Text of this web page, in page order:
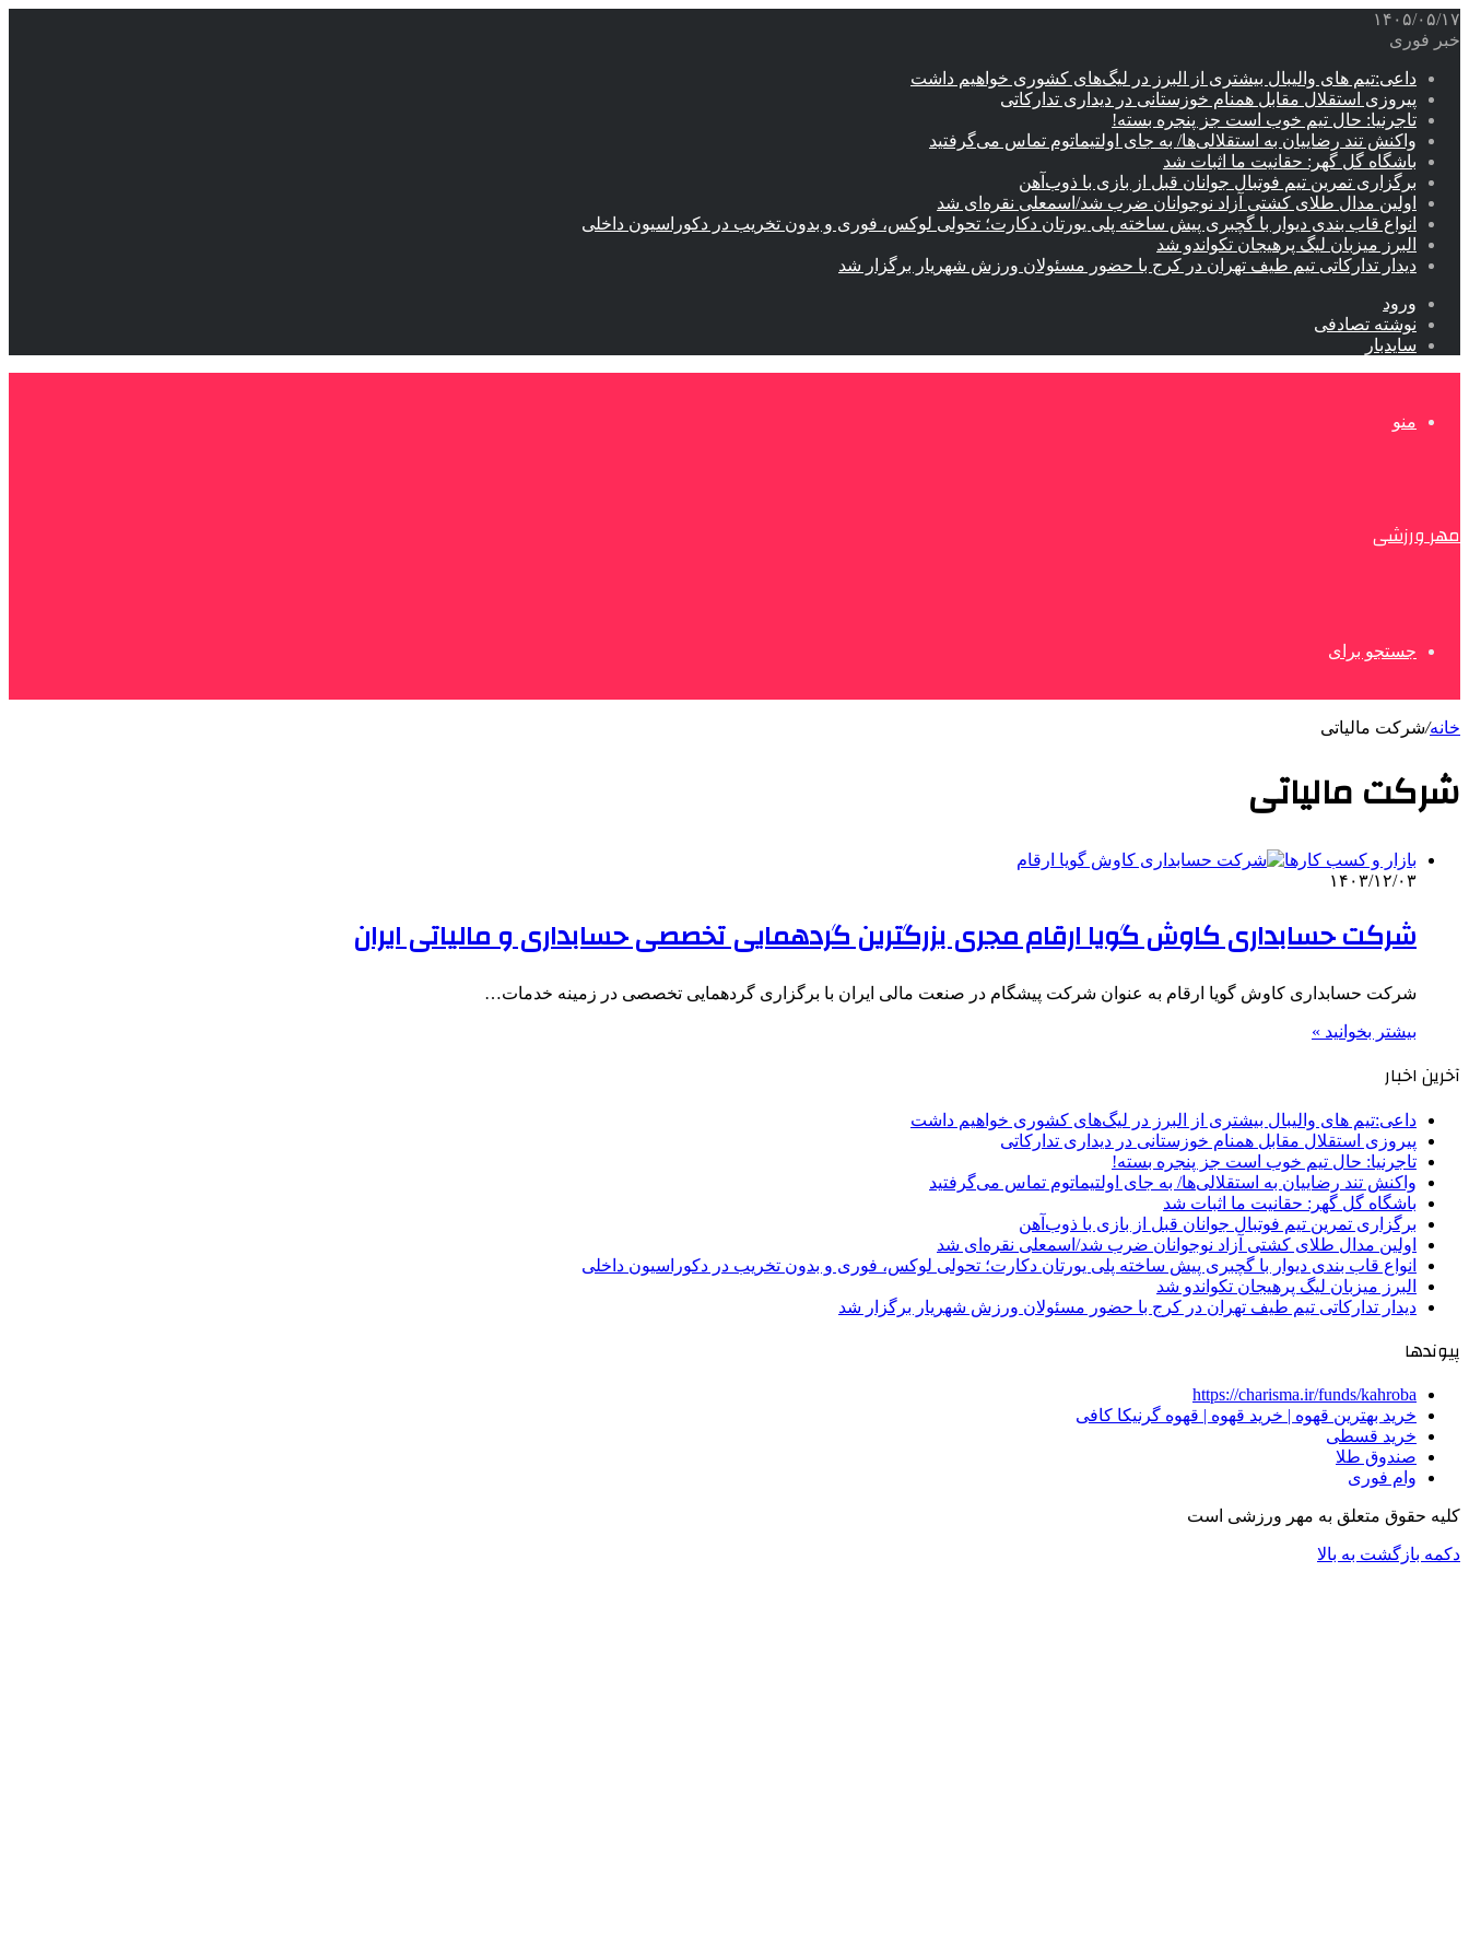
۱۴۰۵/۰۵/۱۷
خبر فوری
داعی:تیم های والیبال بیشتری از البرز در لیگ‌های کشوری خواهیم داشت
پیروزی استقلال مقابل همنام خوزستانی در دیداری تدارکاتی
تاجرنیا: حال تیم خوب است جز پنجره بسته!
واکنش تند رضاییان به استقلالی‌ها/ به جای اولتیماتوم تماس می‌گرفتید
باشگاه گل گهر: حقانیت ما اثبات شد
برگزاری تمرین تیم فوتبال جوانان قبل از بازی با ذوب‌آهن
اولین مدال طلای کشتی آزاد نوجوانان ضرب شد/اسمعلی نقره‌ای شد
انواع قاب بندی دیوار با گچبری پیش ساخته پلی یورتان دکارت؛ تحولی لوکس، فوری و بدون تخریب در دکوراسیون داخلی
البرز میزبان لیگ پرهیجان تکواندو شد
دیدار تدارکاتی تیم طیف تهران در کرج با حضور مسئولان ورزش شهریار برگزار شد
ورود
نوشته تصادفی
سایدبار
منو
مهر ورزشی
جستجو برای
خانه/شرکت مالیاتی
شرکت مالیاتی
بازار و کسب کارها
۱۴۰۳/۱۲/۰۳
شرکت حسابداری کاوش گویا ارقام مجری بزرگترین گردهمایی تخصصی حسابداری و مالیاتی ایران
شرکت حسابداری کاوش گویا ارقام به عنوان شرکت پیشگام در صنعت مالی ایران با برگزاری گردهمایی تخصصی در زمینه خدمات…
بیشتر بخوانید »
آخرین اخبار
داعی:تیم های والیبال بیشتری از البرز در لیگ‌های کشوری خواهیم داشت
پیروزی استقلال مقابل همنام خوزستانی در دیداری تدارکاتی
تاجرنیا: حال تیم خوب است جز پنجره بسته!
واکنش تند رضاییان به استقلالی‌ها/ به جای اولتیماتوم تماس می‌گرفتید
باشگاه گل گهر: حقانیت ما اثبات شد
برگزاری تمرین تیم فوتبال جوانان قبل از بازی با ذوب‌آهن
اولین مدال طلای کشتی آزاد نوجوانان ضرب شد/اسمعلی نقره‌ای شد
انواع قاب بندی دیوار با گچبری پیش ساخته پلی یورتان دکارت؛ تحولی لوکس، فوری و بدون تخریب در دکوراسیون داخلی
البرز میزبان لیگ پرهیجان تکواندو شد
دیدار تدارکاتی تیم طیف تهران در کرج با حضور مسئولان ورزش شهریار برگزار شد
پیوندها
https://charisma.ir/funds/kahroba
خرید بهترین قهوه | خرید قهوه | قهوه گرنیکا کافی
خرید قسطی
صندوق طلا
وام فوری
کلیه حقوق متعلق به مهر ورزشی است
دکمه بازگشت به بالا